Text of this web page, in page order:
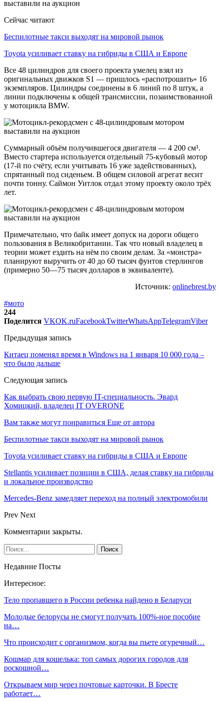
Сейчас читают
Беспилотные такси выходят на мировой рынок
Toyota усиливает ставку на гибриды в США и Европе
Все 48 цилиндров для своего проекта умелец взял из
оригинальных движков S1 — пришлось «распотрошить» 16
экземпляров. Цилиндры соединены в 6 линий по 8 штук, а
линии подключены к общей трансмиссии, позаимствованной
у мотоцикла BMW.
Суммарный объём получившегося двигателя — 4 200 см³.
Вместо стартера используется отдельный 75-кубовый мотор
(17-й по счёту, если учитывать 16 уже задействованных),
спрятанный под сиденьем. В общем силовой агрегат весит
почти тонну. Саймон Уитлок отдал этому проекту около трёх
лет.
Примечательно, что байк имеет допуск на дороги общего
пользования в Великобритании. Так что новый владелец в
теории может ездить на нём по своим делам. За «монстра»
планируют выручить от 40 до 60 тысяч фунтов стерлингов
(примерно 50—75 тысяч долларов в эквиваленте).
Источник: onlinebrest.by
#мото
244
Поделится VKOK.ruFacebookTwitterWhatsAppTelegramViber
Предыдущая запись
Китаец поменял время в Windows на 1 января 10 000 года –
что было дальше
Следующая запись
Как выбрать свою первую IT-специальность. Эвард
Хомицкий, владелец IT OVERONE
Вам также могут понравиться Еще от автора
Беспилотные такси выходят на мировой рынок
Toyota усиливает ставку на гибриды в США и Европе
Stellantis усиливает позиции в США, делая ставку на гибриды
и локальное производство
Mercedes-Benz замедляет переход на полный электромобили
Prev Next
Комментарии закрыты.
Недавние Посты
Интересное:
Тело пропавшего в России ребенка найдено в Беларуси
Молодые белорусы не смогут получать 100%-ное пособие
на…
Что происходит с организмом, когда вы пьете огуречный…
Кошмар для кошелька: топ самых дорогих городов для
роскошной…
Открываем мир через почтовые карточки. В Бресте
работает…